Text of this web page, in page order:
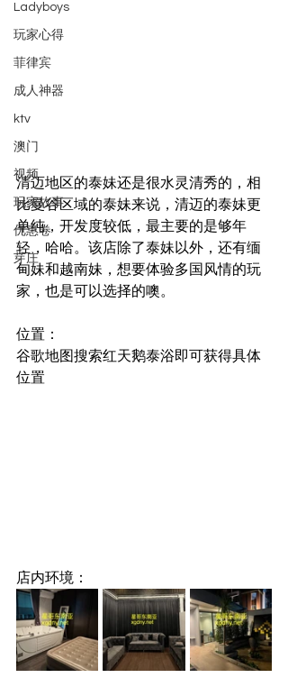
Ladyboys
玩家心得
菲律宾
成人神器
ktv
澳门
视频
玩家故事
优惠卷
芽庄
清迈地区的泰妹还是很水灵清秀的，相
比曼谷区域的泰妹来说，清迈的泰妹更
单纯，开发度较低，最主要的是够年
轻，哈哈。该店除了泰妹以外，还有缅
甸妹和越南妹，想要体验多国风情的玩
家，也是可以选择的噢。
位置：
谷歌地图搜索红天鹅泰浴即可获得具体
位置
店内环境：